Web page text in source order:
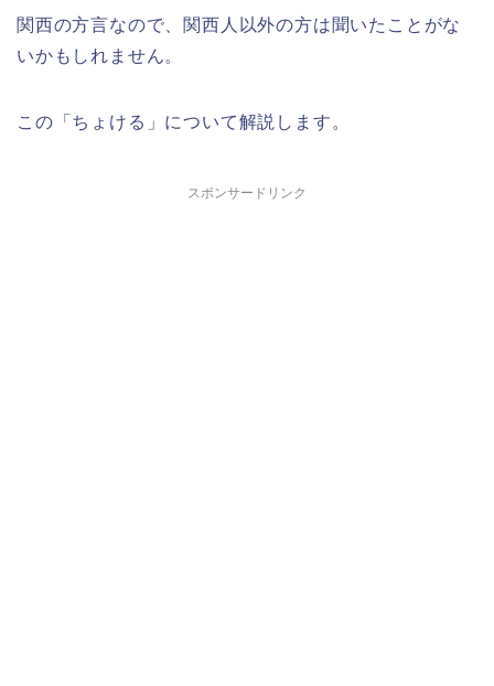
関西の方言なので、関西人以外の方は聞いたことがな
いかもしれません。
この「ちょける」について解説します。
スポンサードリンク